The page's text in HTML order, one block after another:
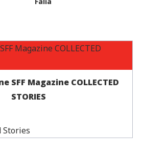
SFF Magazine COLLECTED
STORIES
Stories